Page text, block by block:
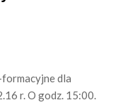
dla
r. O godz. 15:00.